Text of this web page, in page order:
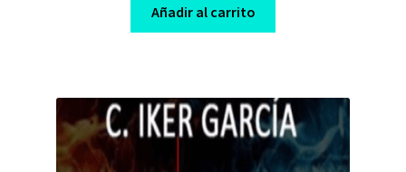
was:
$ 99,00.
is:
$ 10,00.
Añadir al carrito